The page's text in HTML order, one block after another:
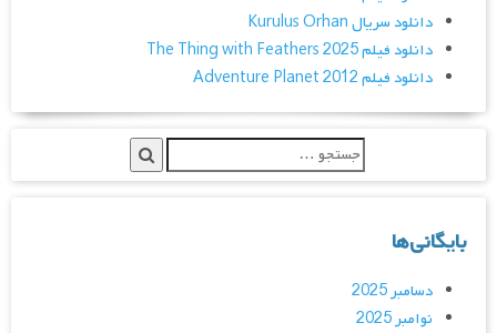
دانلود سریال Kurulus Orhan
دانلود فیلم The Thing with Feathers 2025
دانلود فیلم Adventure Planet 2012
بایگانی‌ها
دسامبر 2025
نوامبر 2025